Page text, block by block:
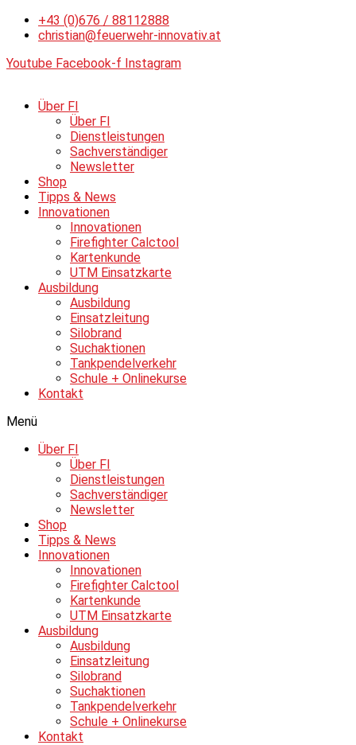
Zum
Inhalt
+43 (0)676 / 88112888
christian@feuerwehr-innovativ.at
Youtube Facebook-f Instagram
Über FI
Über FI
Dienstleistungen
Sachverständiger
Newsletter
Shop
Tipps & News
Innovationen
Innovationen
Firefighter Calctool
Kartenkunde
UTM Einsatzkarte
Ausbildung
Ausbildung
Einsatzleitung
Silobrand
Suchaktionen
Tankpendelverkehr
Schule + Onlinekurse
Kontakt
Menü
Über FI
Über FI
Dienstleistungen
Sachverständiger
Newsletter
Shop
Tipps & News
Innovationen
Innovationen
Firefighter Calctool
Kartenkunde
UTM Einsatzkarte
Ausbildung
Ausbildung
Einsatzleitung
Silobrand
Suchaktionen
Tankpendelverkehr
Schule + Onlinekurse
Kontakt